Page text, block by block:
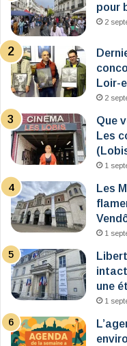
pour
2
Loir-
2
Que
Les
1
Les
1
une
1